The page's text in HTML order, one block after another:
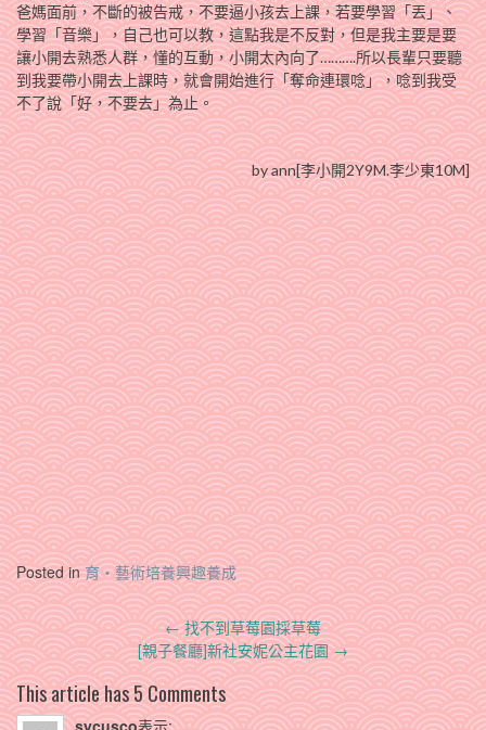
爸媽面前，不斷的被告戒，不要逼小孩去上課，若要學習「丟」、
學習「音樂」，自己也可以教，這點我是不反對，但是我主要是要
讓小開去熟悉人群，懂的互動，小開太內向了……….所以長輩只要聽
到我要帶小開去上課時，就會開始進行「奪命連環唸」，唸到我受
不了說「好，不要去」為止。
by ann[李小開2Y9M.李少東10M]
Posted in育‧藝術培養興趣養成
Post
navigation
←找不到草莓園採草莓
[親子餐廳]新社安妮公主花園→
This article has 5 Comments